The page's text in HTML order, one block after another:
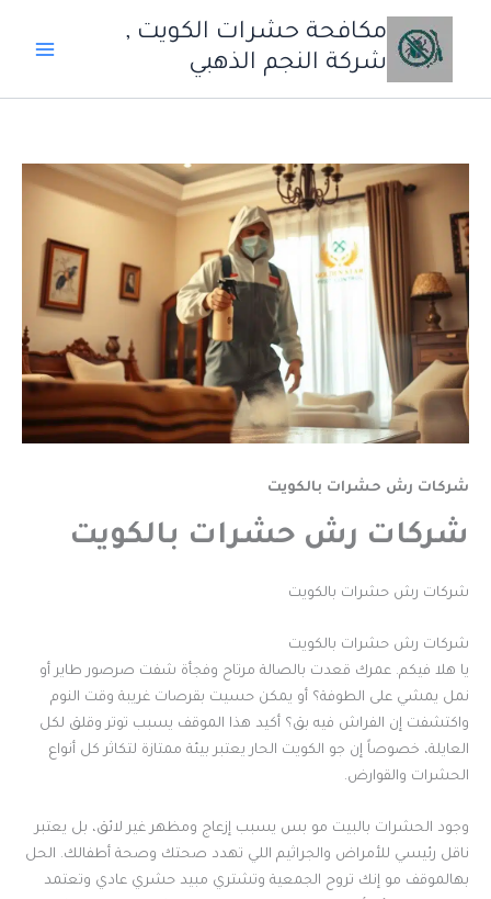
المحتوى
مكافحة حشرات الكويت ,
شركة النجم الذهبي
شركات رش حشرات بالكويت
شركات رش حشرات بالكويت
شركات رش حشرات بالكويت
شركات رش حشرات بالكويت
يا هلا فيكم. عمرك قعدت بالصالة مرتاح وفجأة شفت صرصور طاير أو
نمل يمشي على الطوفة؟ أو يمكن حسيت بقرصات غريبة وقت النوم
واكتشفت إن الفراش فيه بق؟ أكيد هذا الموقف يسبب توتر وقلق لكل
العايلة، خصوصاً إن جو الكويت الحار يعتبر بيئة ممتازة لتكاثر كل أنواع
الحشرات والقوارض.
وجود الحشرات بالبيت مو بس يسبب إزعاج ومظهر غير لائق، بل يعتبر
ناقل رئيسي للأمراض والجراثيم اللي تهدد صحتك وصحة أطفالك. الحل
بهالموقف مو إنك تروح الجمعية وتشتري مبيد حشري عادي وتعتمد